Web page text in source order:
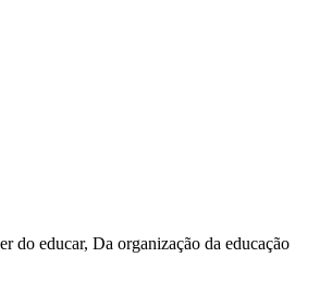
do educar, Da organização da educação